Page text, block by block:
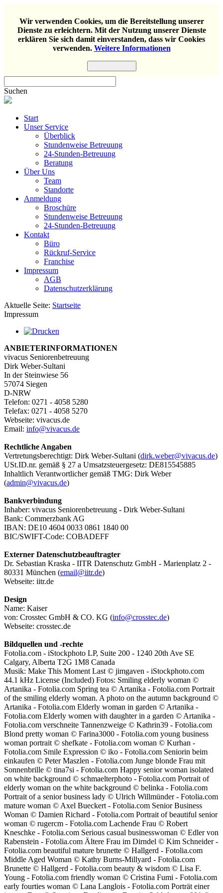
Wir verwenden Cookies, um die Bereitstellung unserer
Dienste zu erleichtern. Mit der Nutzung unserer Dienste
erklären Sie sich damit einverstanden, dass wir Cookies
verwenden. Weitere Informationen
Suchen
Start
Unser Service
Überblick
Stundenweise Betreuung
24-Stunden-Betreuung
Beratung
Über Uns
Team
Standorte
Anmeldung
Broschüre
Stundenweise Betreuung
24-Stunden-Betreuung
Kontakt
Büro
Rückruf-Service
Franchise
Impressum
AGB
Datenschutzerklärung
Aktuelle Seite: Startseite
Impressum
ANBIETERINFORMATIONEN
vivacus Seniorenbetreuung
Dirk Weber-Sultani
In der Steinwiese 56
57074 Siegen
D-NRW
Telefon: 0271 - 4058 5280
Telefax: 0271 - 4058 5270
Webseite: vivacus.de
Email: info@vivacus.de
Rechtliche Angaben
Vertretungsberechtigt: Dirk Weber-Sultani (dirk.weber@vivacus.de)
USt.ID.nr. gemäß § 27 a Umsatzsteuergesetz: DE815545885
Inhaltlich Verantwortlicher gemäß TMG: Dirk Weber
(admin@vivacus.de)
Bankverbindung
Inhaber: vivacus Seniorenbetreuung - Dirk Weber-Sultani
Bank: Commerzbank AG
IBAN: DE10 4604 0033 0861 1840 00
BIC/SWIFT-Code: COBADEFF
Externer Datenschutzbeauftragter
Dr. Sebastian Kraska - IITR Datenschutz GmbH - Marienplatz 2 -
80331 München (email@iitr.de)
Webseite: iitr.de
Design
Name: Kaiser
von: Crosstec GmbH & CO. KG (info@crosstec.de)
Webseite: crosstec.de
Bildquellen und -rechte
Fotolia.com - iStockphoto LP, Suite 200 - 1240 20th Ave SE
Calgary, Alberta T2G 1M8 Canada
Musik: Make This Moment Last © jimgaven - iStockphoto.com
44.1 kHz License (Included) Fotos: Smiling elderly woman ©
Artanika - Fotolia.com Spring tea © Artanika - Fotolia.com Portrait
of the smiling elderly woman. A photo on the autumn background ©
Artanika - Fotolia.com Elderly woman in garden © Artanika -
Fotolia.com Elderly women with daughter in a garden © Artanika -
Fotolia.com verschneite Tannenzweige © Kathrin39 - Fotolia.com
Blond pretty woman © Farina3000 - Fotolia.com young business
woman portrait © shefkate - Fotolia.com woman © Kurhan -
Fotolia.com Smile Expression © iko - Fotolia.com Seniorin beim
einkaufen © Peter Maszlen - Fotolia.com Junge blonde Frau mit
Sonnenbrille © tina7si - Fotolia.com Happy senior woman isolated
on white background © schmaelterphoto - Fotolia.com Portrait of
elderly woman on the white background © belinka - Fotolia.com
Portrait of a senior business lady © Ulrich Willmünder - Fotolia.com
mature woman © Axel Bueckert - Fotolia.com Senior Business
Woman © Damien Richard - Fotolia.com Portrait of beautiful senior
woman © rugercm - Fotolia.com Lachende Frau © Robert
Kneschke - Fotolia.com Serious casual businesswoman © Edler von
Rabenstein - Fotolia.com Ältere Frau im Dirndel © Kim Schneider -
Fotolia.com beautiful mature brunette © Hallgerd - Fotolia.com
Middle Aged Woman © Kathy Burns-Millyard - Fotolia.com
Brunette © Hallgerd - Fotolia.com beauty & wisdom © Lisa F.
Young - Fotolia.com friendly woman © Cristina Fumi - Fotolia.com
early fourties woman © Lana Langlois - Fotolia.com Porträt einer